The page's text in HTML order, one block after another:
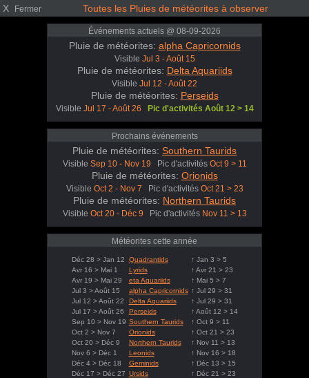
X Fermer Toutes les Pluies de météorites à observer
Événements actuels @ 08-09-2026
Pluie de météorites: alpha Capricornids
Visible Jul 3 - Août 15
Pluie de météorites: Delta Aquariids
Visible Jul 12 - Août 22
Pluie de météorites: Perseids
Visible Jul 17 - Août 26 Pic d'activités Août 12 > 14
Prochains événements
Pluie de météorites: Southern Taurids
Visible Sep 10 - Nov 19 Pic d'activités Oct 9 > 11
Pluie de météorites: Orionids
Visible Oct 2 - Nov 7 Pic d'activités Oct 21 > 23
Pluie de météorites: Northern Taurids
Visible Oct 20 - Déc 9 Pic d'activités Nov 11 > 13
Météorites cette année
Déc 28 > Jan 12 Quadrantids
↑ Jan 3 > 5
Avr 16 > Mai 1
Lyrids
↑ Avr 21 > 23
Avr 19 > Mai 29
eta Aquariids
↑ Mai 5 > 7
Jul 3 > Août 15
alpha Capricornids ↑ Jul 29 > 31
Jul 12 > Août 22
Delta Aquariids
↑ Jul 29 > 31
Jul 17 > Août 26
Perseids
↑ Août 12 > 14
Sep 10 > Nov 19 Southern Taurids
↑ Oct 9 > 11
Oct 2 > Nov 7
Orionids
↑ Oct 21 > 23
Oct 20 > Déc 9
Northern Taurids
↑ Nov 11 > 13
Nov 6 > Déc 1
Leonids
↑ Nov 16 > 18
Déc 4 > Déc 18
Geminids
↑ Déc 13 > 15
Déc 17 > Déc 27 Ursids ↑ Déc 21 > 23